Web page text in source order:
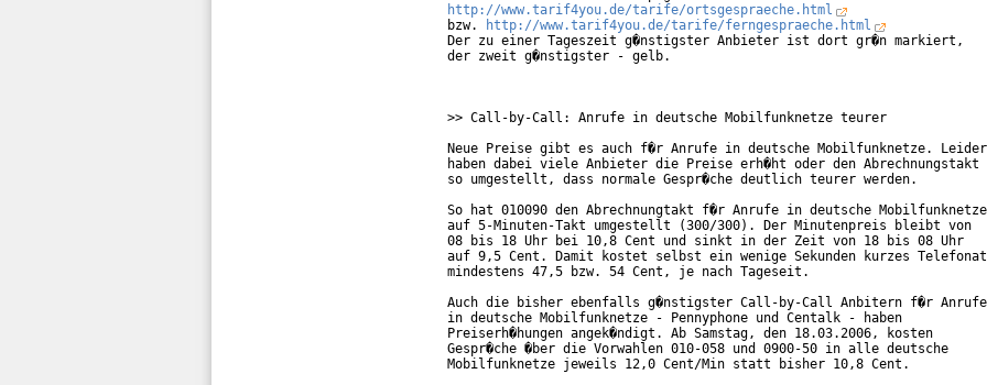
http://www.tarif4you.de/tarife/ortsgespraeche.html
bzw.
http://www.tarif4you.de/tarife/ferngespraeche.html
Der zu einer Tageszeit g�nstigster Anbieter ist dort gr�n markiert,
der zweit g�nstigster - gelb.
>> Call-by-Call: Anrufe in deutsche Mobilfunknetze teurer
Neue Preise gibt es auch f�r Anrufe in deutsche Mobilfunknetze. Leider
haben dabei viele Anbieter die Preise erh�ht oder den Abrechnungstakt
so umgestellt, dass normale Gespr�che deutlich teurer werden.
So hat 010090 den Abrechnungtakt f�r Anrufe in deutsche Mobilfunknetze
auf 5-Minuten-Takt umgestellt (300/300). Der Minutenpreis bleibt von
08 bis 18 Uhr bei 10,8 Cent und sinkt in der Zeit von 18 bis 08 Uhr
auf 9,5 Cent. Damit kostet selbst ein wenige Sekunden kurzes Telefonat
mindestens 47,5 bzw. 54 Cent, je nach Tageseit.
Auch die bisher ebenfalls g�nstigster Call-by-Call Anbitern f�r Anrufe
in deutsche Mobilfunknetze - Pennyphone und Centalk - haben
Preiserh�hungen angek�ndigt. Ab Samstag, den 18.03.2006, kosten
Gespr�che �ber die Vorwahlen 010-058 und 0900-50 in alle deutsche
Mobilfunknetze jeweils 12,0 Cent/Min statt bisher 10,8 Cent.